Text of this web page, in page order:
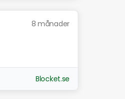
8 månader
Blocket.se